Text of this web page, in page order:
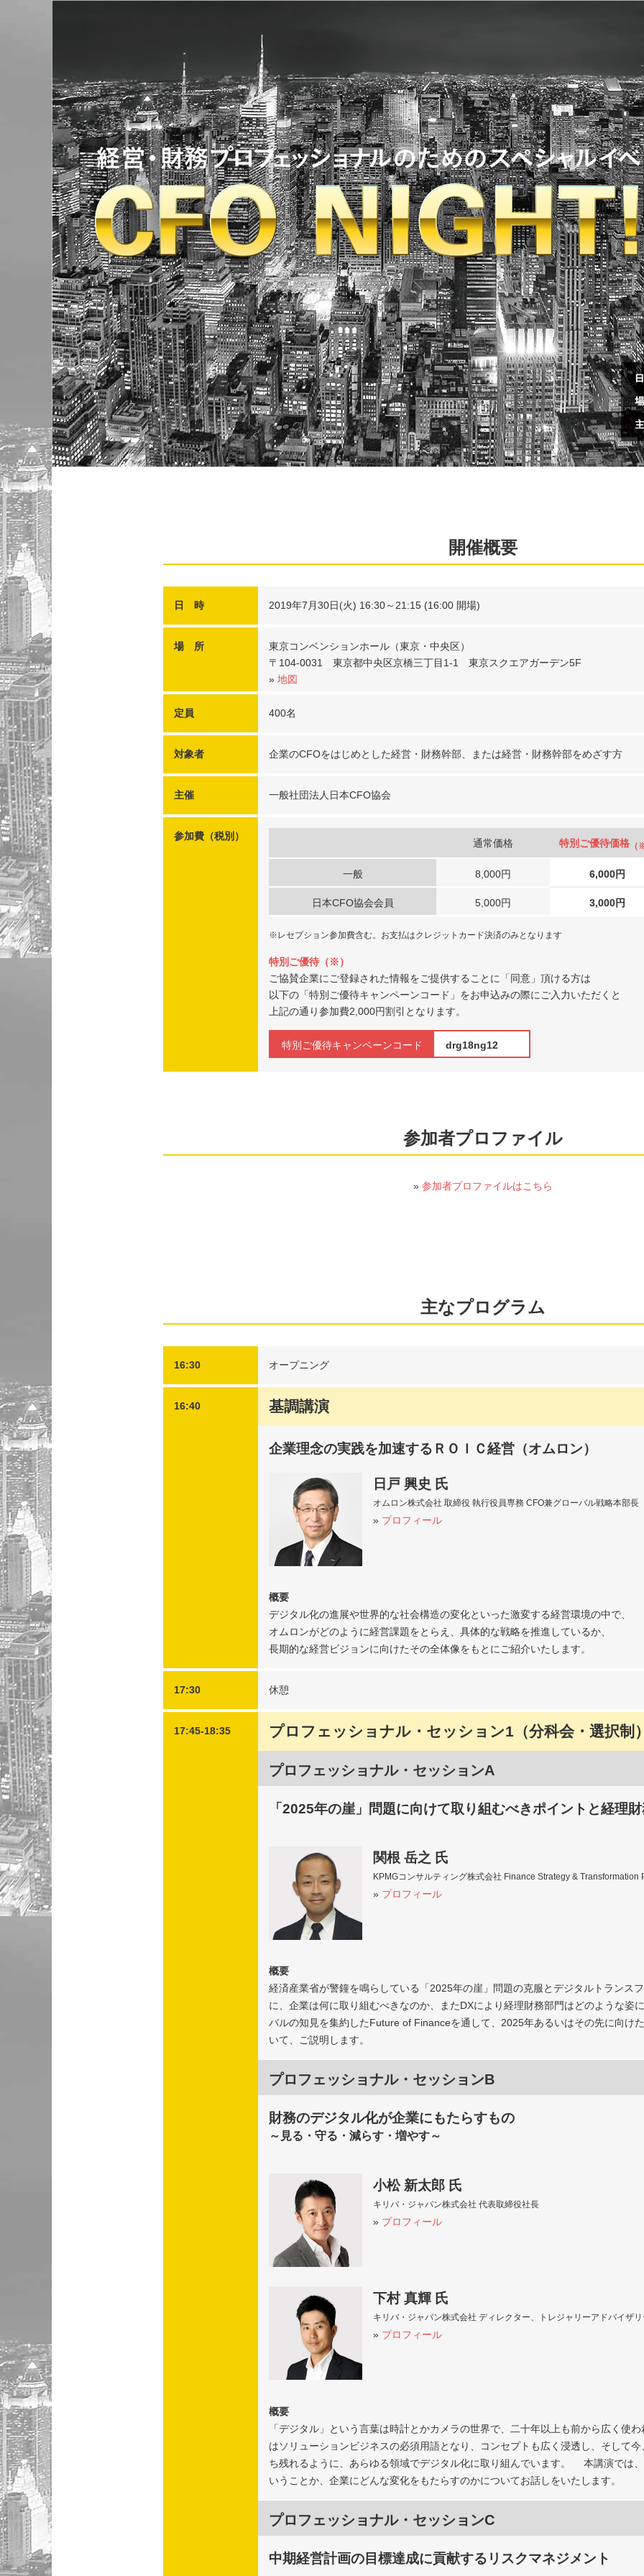
開催概要
日 時 2019年7月30日(火) 16:30～21:15 (16:00 開場)
場 所
東京コンベンションホール（東京・中央区）
〒104-0031 東京都中央区京橋三丁目1-1 東京スクエアガーデン5F
» 地図
定員 400名
対象者 企業のCFOをはじめとした経営・財務幹部、または経営・財務幹部をめざす方
主催 一般社団法人日本CFO協会
参加費（税別）
通常価格 特別ご優待価格（
一般 8,000円 6,000円
日本CFO協会会員 5,000円 3,000円
※レセプション参加費含む。お支払はクレジットカード決済のみとなります
特別ご優待（※）
ご協賛企業にご登録された情報をご提供することに「同意」頂ける方は
以下の「特別ご優待キャンペーンコード」をお申込みの際にご入力いただくと
上記の通り参加費2,000円割引となります。
特別ご優待キャンペーンコード drg18ng12
参加者プロファイル
» 参加者プロファイルはこちら
主なプログラム
16:30 オープニング
16:40 基調講演
企業理念の実践を加速するＲＯＩＣ経営（オムロン）
日戸 興史 氏
オムロン株式会社 取締役 執行役員専務 CFO兼グローバル戦略本部長
» プロフィール
概要
デジタル化の進展や世界的な社会構造の変化といった激変する経営環境の中で、
オムロンがどのように経営課題をとらえ、具体的な戦略を推進しているか、
長期的な経営ビジョンに向けたその全体像をもとにご紹介いたします。
17:30 休憩
17:45-18:35 プロフェッショナル・セッション1（分科会・選択制
プロフェッショナル・セッションA
「2025年の崖」問題に向けて取り組むべきポイントと経理
関根 岳之 氏
KPMGコンサルティング株式会社 Finance Strategy & Transformation
» プロフィール
概要
経済産業省が警鐘を鳴らしている「2025年の崖」問題の克服とデジタルトランス
に、企業は何に取り組むべきなのか、またDXにより経理財務部門はどのような姿
バルの知見を集約したFuture of Financeを通して、2025年あるいはその先に向け
いて、ご説明します。
プロフェッショナル・セッションB
財務のデジタル化が企業にもたらすもの
～見る・守る・減らす・増やす～
小松 新太郎 氏
キリバ・ジャパン株式会社 代表取締役社長
» プロフィール
下村 真輝 氏
キリバ・ジャパン株式会社 ディレクター、トレジャリーアドバイザ
» プロフィール
概要
「デジタル」という言葉は時計とかカメラの世界で、二十年以上も前から広く使
はソリューションビジネスの必須用語となり、コンセプトも広く浸透し、そして
ち残れるように、あらゆる領域でデジタル化に取り組んでいます。 本講演では
いうことか、企業にどんな変化をもたらすのかについてお話しをいたします。
プロフェッショナル・セッションC
中期経営計画の目標達成に貢献するリスクマネジメント